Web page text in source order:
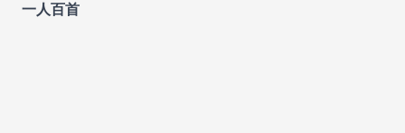
一人百首